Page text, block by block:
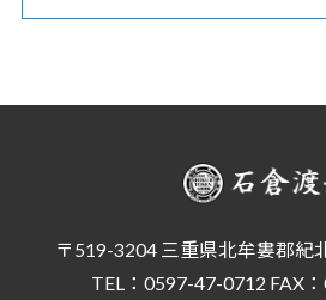
〒519-3204 三重県北牟婁郡紀
TEL：0597-47-0712 FAX